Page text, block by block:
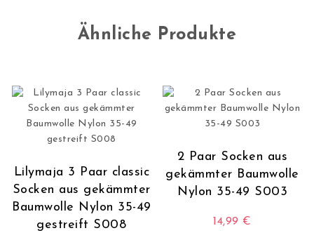
Ähnliche Produkte
Lilymaja 3 Paar classic
Socken aus gekämmter
Baumwolle Nylon 35-49
gestreift S008
2 Paar Socken aus
gekämmter Baumwolle
Nylon 35-49 S003
14,99€